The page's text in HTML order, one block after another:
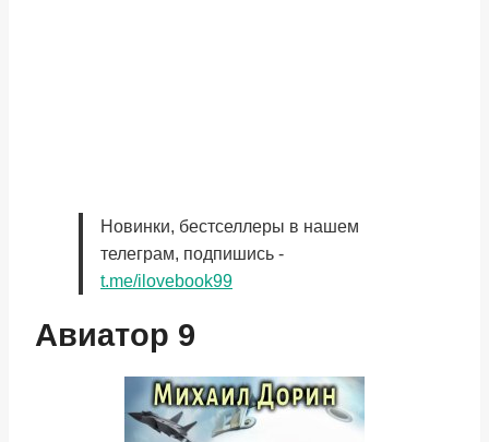
Новинки, бестселлеры в нашем
телеграм, подпишись -
t.me/ilovebook99
Авиатор 9